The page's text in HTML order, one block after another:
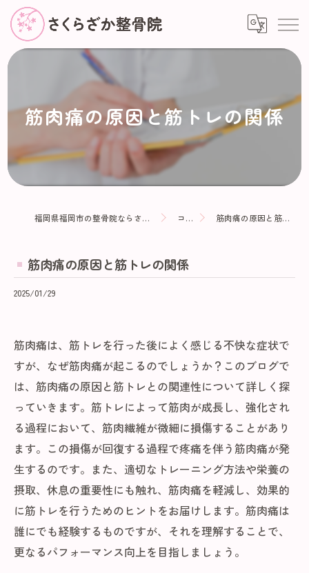
筋肉痛の原因と筋トレの関係
福岡県福岡市の整骨院ならさくらざか整骨院 コラム 筋肉痛の原因と筋トレの関係
筋肉痛の原因と筋トレの関係
2025/01/29
筋肉痛は、筋トレを行った後によく感じる不快な症状で
すが、なぜ筋肉痛が起こるのでしょうか？このブログで
は、筋肉痛の原因と筋トレとの関連性について詳しく探
っていきます。筋トレによって筋肉が成長し、強化され
る過程において、筋肉繊維が微細に損傷することがあり
ます。この損傷が回復する過程で疼痛を伴う筋肉痛が発
生するのです。また、適切なトレーニング方法や栄養の
摂取、休息の重要性にも触れ、筋肉痛を軽減し、効果的
に筋トレを行うためのヒントをお届けします。筋肉痛は
誰にでも経験するものですが、それを理解することで、
更なるパフォーマンス向上を目指しましょう。